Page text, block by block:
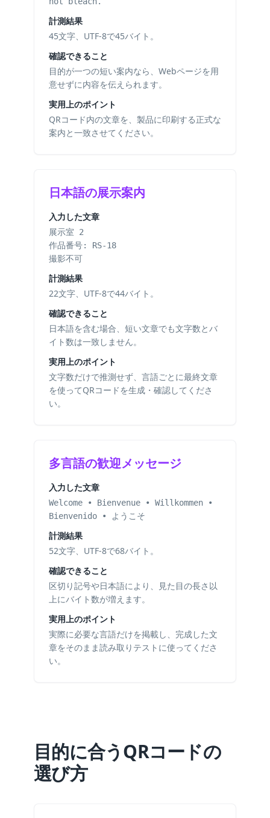
計測結果
45文字、UTF-8で45バイト。
確認できること
目的が一つの短い案内なら、Webページを用
意せずに内容を伝えられます。
実用上のポイント
QRコード内の文章を、製品に印刷する正式な
案内と一致させてください。
日本語の展示案内
入力した文章
展示室 2
作品番号: RS-18
撮影不可
計測結果
22文字、UTF-8で44バイト。
確認できること
日本語を含む場合、短い文章でも文字数とバ
イト数は一致しません。
実用上のポイント
文字数だけで推測せず、言語ごとに最終文章
を使ってQRコードを生成・確認してくださ
い。
多言語の歓迎メッセージ
入力した文章
Welcome • Bienvenue • Willkommen •
Bienvenido • ようこそ
計測結果
52文字、UTF-8で68バイト。
確認できること
区切り記号や日本語により、見た目の長さ以
上にバイト数が増えます。
実用上のポイント
実際に必要な言語だけを掲載し、完成した文
章をそのまま読み取りテストに使ってくださ
い。
目的に合うQRコードの
選び方